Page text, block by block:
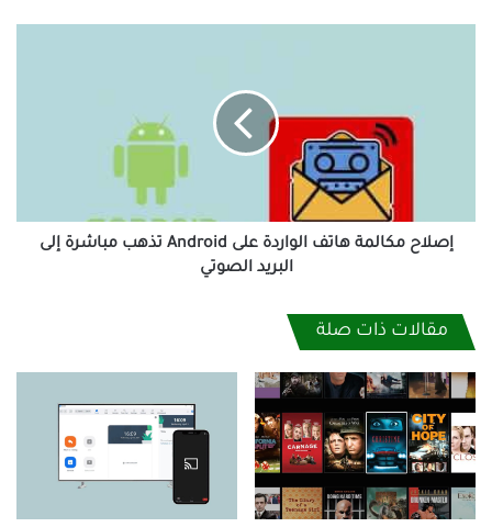
إلى
البريد
إصلاح مكالمة هاتف الواردة على Android تذهب مباشرة إلى
البريد الصوتي
مقالات ذات صلة